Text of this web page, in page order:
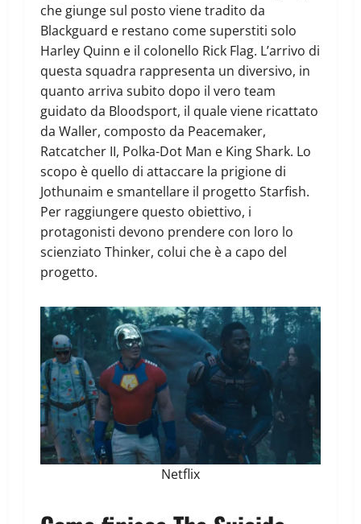
che giunge sul posto viene tradito da
Blackguard e restano come superstiti solo
Harley Quinn e il colonello Rick Flag. L’arrivo di
questa squadra rappresenta un diversivo, in
quanto arriva subito dopo il vero team
guidato da Bloodsport, il quale viene ricattato
da Waller, composto da Peacemaker,
Ratcatcher II, Polka-Dot Man e King Shark. Lo
scopo è quello di attaccare la prigione di
Jothunaim e smantellare il progetto Starfish.
Per raggiungere questo obiettivo, i
protagonisti devono prendere con loro lo
scienziato Thinker, colui che è a capo del
progetto.
Netflix